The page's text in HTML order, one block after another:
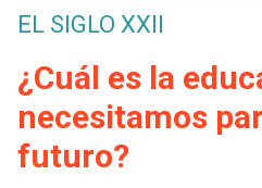
a
mi
Exploración
Expand
sesión
Regístrate
de
ayuda
a
EL SIGLO XXII
¿Cuál es la
necesitamos
futuro?